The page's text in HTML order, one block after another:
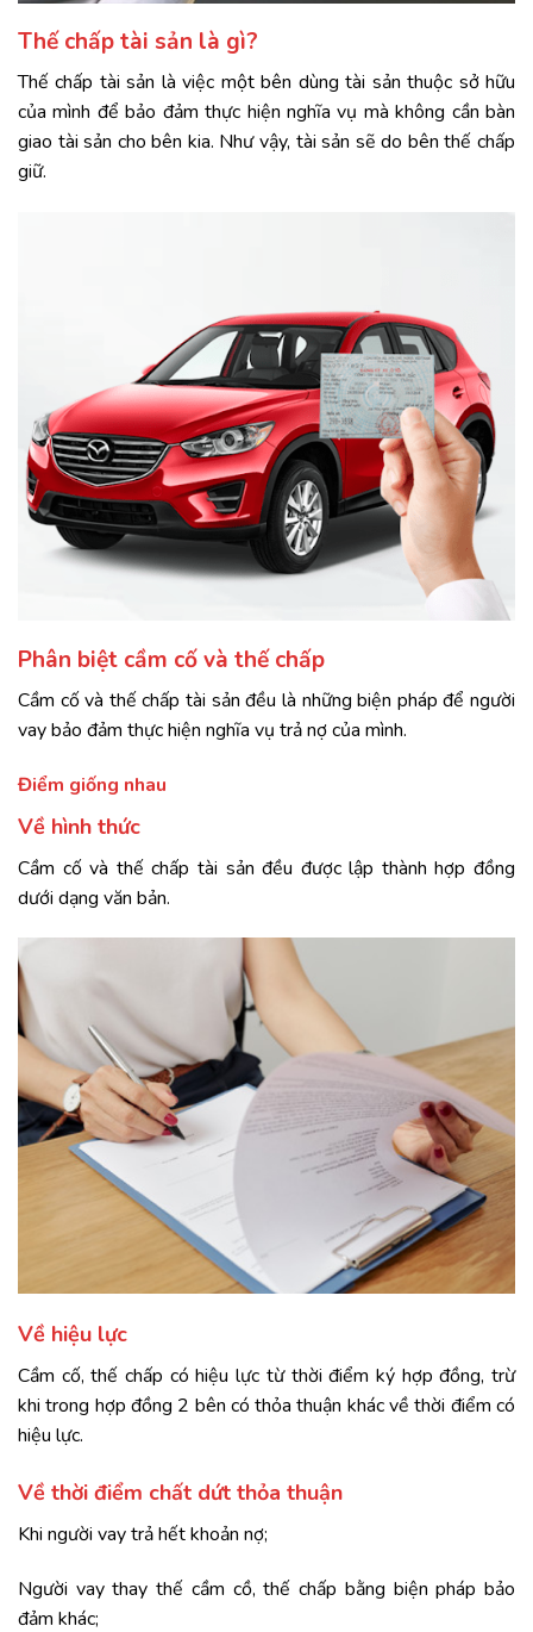
Thế chấp tài sản là gì?
Thế chấp tài sản là việc một bên dùng tài sản thuộc sở hữu
của mình để bảo đảm thực hiện nghĩa vụ mà không cần bàn
giao tài sản cho bên kia. Như vậy, tài sản sẽ do bên thế chấp
giữ.
Phân biệt cầm cố và thế chấp
Cầm cố và thế chấp tài sản đều là những biện pháp để người
vay bảo đảm thực hiện nghĩa vụ trả nợ của mình.
Điểm giống nhau
Về hình thức
Cầm cố và thế chấp tài sản đều được lập thành hợp đồng
dưới dạng văn bản.
Về hiệu lực
Cầm cố, thế chấp có hiệu lực từ thời điểm ký hợp đồng, trừ
khi trong hợp đồng 2 bên có thỏa thuận khác về thời điểm có
hiệu lực.
Về thời điểm chất dứt thỏa thuận
Khi người vay trả hết khoản nợ;
Người vay thay thế cầm cồ, thế chấp bằng biện pháp bảo
đảm khác;